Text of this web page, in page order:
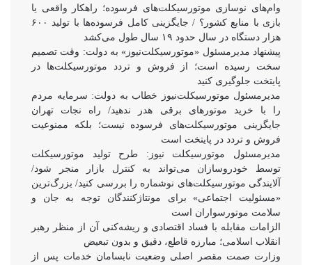
وام‌های نوسازی موتورسیکلت‌های فرسوده؛ راهکار واقعی یا
بازی با منابع کشور؟ / جایگزینی کامل فرسوده‌ها با تولید ۶۰۰
هزار دستگاه در سال حدود ۱۹ سال طول می‌کشد
پیشنهاد مدیرمسئول «موتورسیکلت‌نیوز» به دولت: وقت تصمیم
سخت رسیده است؛ از فروش و تردد موتورسیکلت‌ها در
پایتخت جلوگیری کنید
مدیرمسئول موتورسیکلت‌نیوز خطاب به دولت: سرمایه مردم
را با خرید موتورهای برقی هدر ندهید/ راه نجات تهران
جایگزینی موتورسیکلت‌های فرسوده نیست؛ بلکه ممنوعیت
فروش و تردد در پایتخت است
مدیرمسئول موتورسیکلت نیوز: طرح تولید موتورسیکلت
توسط خودروسازان می‌تواند به کنترل بازار منجر شود/
آلایندگی موتورسیکلت‌های نوشماره را بررسی کنید/ بزرگ‌ترین
«مسئولیت اجتماعی» برای مونتاژکنندگان توجه به جان و
سلامت موتورسواران است
الزامات مقابله با فساد اقتصادی و ریشه‌کنی آن از منظر رهبر
انقلاب اسلامی؛ مبارزه قاطع، دقیق و بدون تبعیض
وزارت صمت مقصر اصلی وضعیت نابسامان خدمات پس از